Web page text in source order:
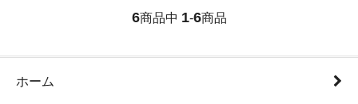
6商品中 1-6商品
ホーム